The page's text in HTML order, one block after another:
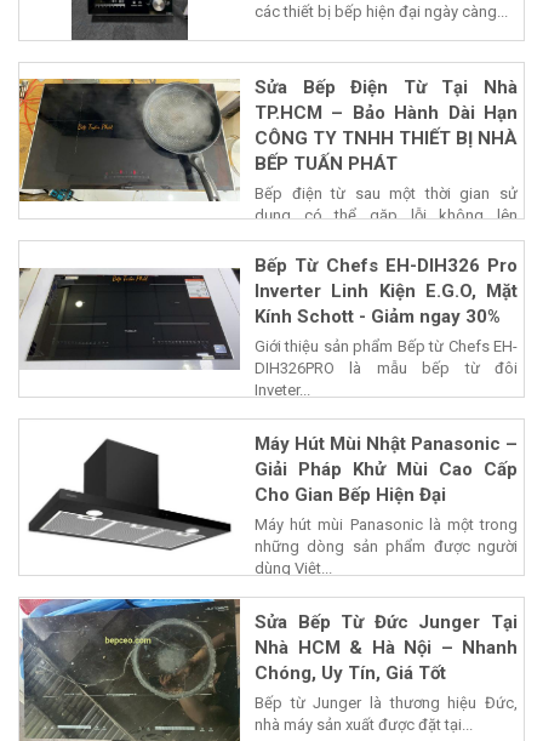
các thiết bị bếp hiện đại ngày càng...
Sửa Bếp Điện Từ Tại Nhà
TP.HCM – Bảo Hành Dài Hạn
CÔNG TY TNHH THIẾT BỊ NHÀ
BẾP TUẤN PHÁT
Bếp điện từ sau một thời gian sử
dụng có thể gặp lỗi không lên
nguồn,...
Bếp Từ Chefs EH-DIH326 Pro
Inverter Linh Kiện E.G.O, Mặt
Kính Schott - Giảm ngay 30%
Giới thiệu sản phẩm Bếp từ Chefs EH-
DIH326PRO là mẫu bếp từ đôi
Inveter...
Máy Hút Mùi Nhật Panasonic –
Giải Pháp Khử Mùi Cao Cấp
Cho Gian Bếp Hiện Đại
Máy hút mùi Panasonic là một trong
những dòng sản phẩm được người
dùng Việt...
Sửa Bếp Từ Đức Junger Tại
Nhà HCM & Hà Nội – Nhanh
Chóng, Uy Tín, Giá Tốt
Bếp từ Junger là thương hiệu Đức,
nhà máy sản xuất được đặt tại...